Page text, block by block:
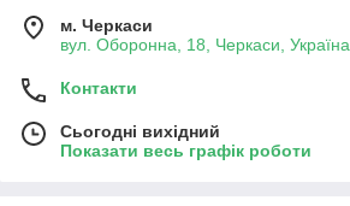
м. Черкаси
вул. Оборонна, 18, Черкаси, Україна
Контакти
Сьогодні вихідний
Показати весь графік роботи